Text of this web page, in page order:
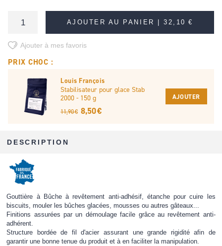
AJOUTER AU PANIER |32,10 €
Ajouter à mes favoris
PRIX CHOC :
Louis François
Stabilisateur pour glace Stab
2000 - 150 g
11,90 € 8,50 €
AJOUTER
DESCRIPTION
Gouttière à Bûche à revêtement anti-adhésif, étanche pour cuire les
biscuits, mouler les bûches glacées, mousses ou autres gâteaux...
Finitions assurées par un démoulage facile grâce au revêtement anti-
adhérent.
Structure bordée de fil d'acier assurant une grande rigidité afin de
garantir une bonne tenue du produit et à en faciliter la manipulation.